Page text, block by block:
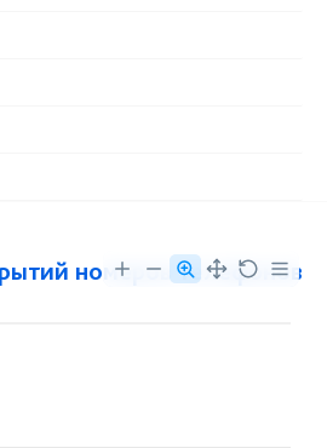
номеров телефонов